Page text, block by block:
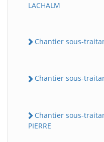
LACHALM
Chantier sous-
Chantier sous-
Chantier sous-
PIERRE